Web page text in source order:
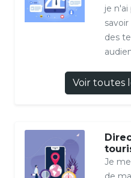
je
des
Voir toutes
Je